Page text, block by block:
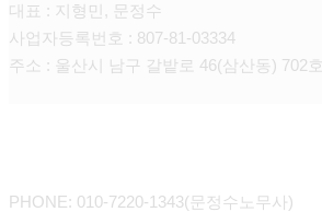
대표 : 지형민, 문정수
사업자등록번호 : 807-81-03334
주소 : 울산시 남구 갈밭로 46(삼산동) 702호
PHONE: 010-7220-1343(문정수노무사)